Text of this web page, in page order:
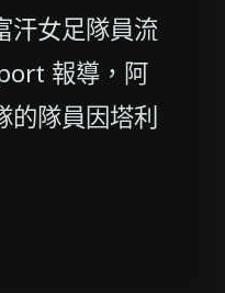
汗女足隊員流
報導，阿
的隊員因塔利